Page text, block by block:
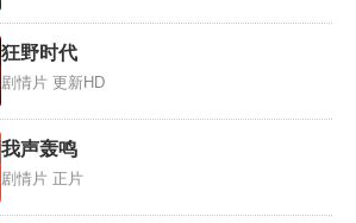
狂野时代
剧情片 更新HD
我声轰鸣
剧情片 正片